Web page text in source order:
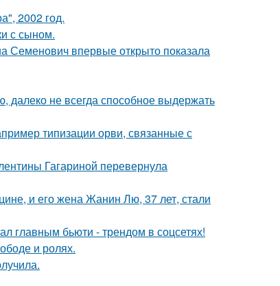
2002 год.
с сыном.
впервые открыто показала
далеко не всегда способное выдержать
типизации орви, связанные с
Гагариной перевернула
и его жена Жанин Лю, 37 лет, стали
главным бьюти - трендом в соцсетях!
и ролях.